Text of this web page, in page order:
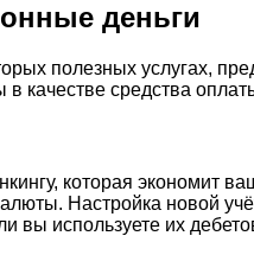
деньги
полезных услугах,
в качестве средства
которая экономит
Настройка новой
вы используете их